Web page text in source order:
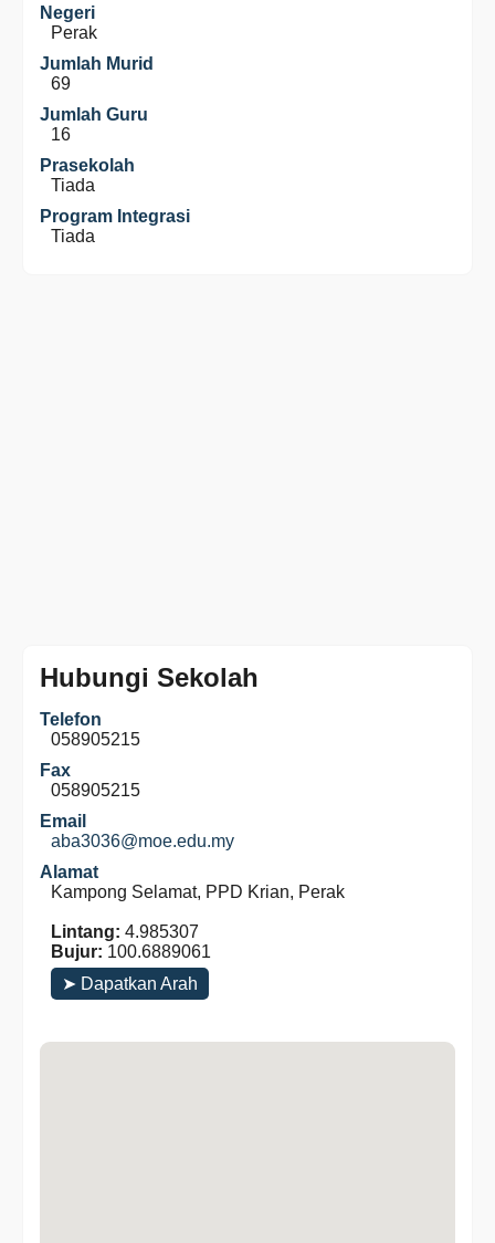
Negeri
Perak
Jumlah Murid
69
Jumlah Guru
16
Prasekolah
Tiada
Program Integrasi
Tiada
Hubungi Sekolah
Telefon
058905215
Fax
058905215
Email
aba3036@moe.edu.my
Alamat
Kampong Selamat, PPD Krian, Perak
Lintang: 4.985307
Bujur: 100.6889061
➤ Dapatkan Arah